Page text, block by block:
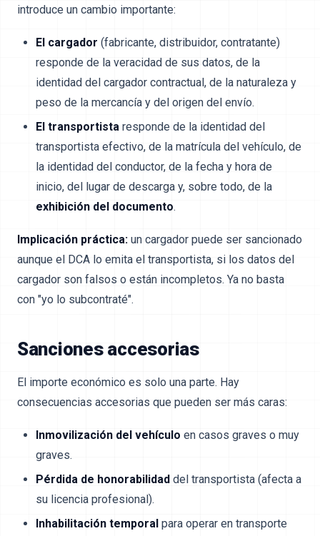
introduce un cambio importante:
El cargador (fabricante, distribuidor, contratante)
responde de la veracidad de sus datos, de la
identidad del cargador contractual, de la naturaleza y
peso de la mercancía y del origen del envío.
El transportistaresponde de la identidad del
transportista efectivo, de la matrícula del vehículo, de
la identidad del conductor, de la fecha y hora de
inicio, del lugar de descarga y, sobre todo, de la
exhibición del documento.
Implicación práctica: un cargador puede ser sancionado
aunque el DCA lo emita el transportista, si los datos del
cargador son falsos o están incompletos. Ya no basta
con "yo lo subcontraté".
Sanciones accesorias
El importe económico es solo una parte. Hay
consecuencias accesorias que pueden ser más caras:
Inmovilización del vehículo en casos graves o muy
graves.
Pérdida de honorabilidaddel transportista (afecta a
su licencia profesional).
Inhabilitación temporal para operar en transporte